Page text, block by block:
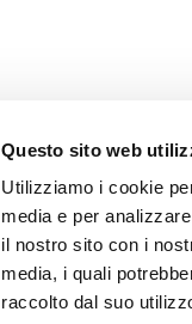
Questo sito web
Utilizziamo i cookie
media e per
il nostro sito con i
media, i quali
raccolto dal suo